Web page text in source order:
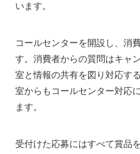
います。
コールセンターを開設し、消
す。消費者からの質問はキャ
室と情報の共有を図り対応す
室からもコールセンター対応
ます。
受付けた応募にはすべて賞品